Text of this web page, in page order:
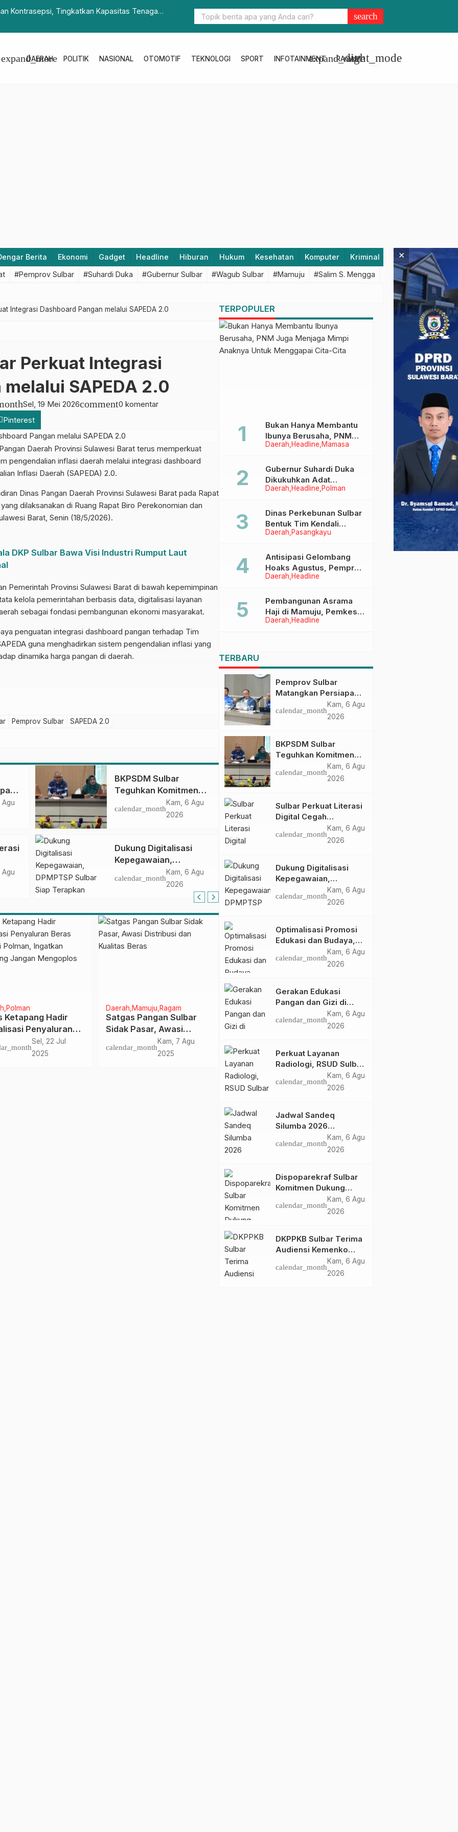
Kontrasepsi, Tingkatkan Kapasitas Tenaga
Cara Mudah Daftar Koperasi ASN Panca Daya Sulbar, Ikuti 4 Langkah Berikut
search
DAERAH
expand_more POLITIK NASIONAL OTOMOTIF TEKNOLOGI SPORT INFOTAINMENT RAGAM
expand_morelight_mode
Berita Ekonomi Gadget Headline Hiburan Hukum Kesehatan Komputer Kriminal Lifestyle
#Pemprov Sulbar #Suhardi Duka #Gubernur Sulbar #Wagub Sulbar #Mamuju #Salim S. Mengga #featured #Polda
Integrasi Dashboard Pangan melalui SAPEDA 2.0
Perkuat Integrasi
SAPEDA 2.0
Sel, 19 Mei 2026comment0 komentar
Pinterest
Daerah Provinsi Sulawesi Barat terus memperkuat
pengendalian inflasi daerah melalui integrasi dashboard
Inflasi Daerah (SAPEDA) 2.0.
Dinas Pangan Daerah Provinsi Sulawesi Barat pada Rapat
dilaksanakan di Ruang Rapat Biro Perekonomian dan
Barat, Senin (18/5/2026).
DKP Sulbar Bawa Visi Industri Rumput Laut
Pemerintah Provinsi Sulawesi Barat di bawah kepemimpinan
kelola pemerintahan berbasis data, digitalisasi layanan
sebagai fondasi pembangunan ekonomi masyarakat.
penguatan integrasi dashboard pangan terhadap Tim
guna menghadirkan sistem pengendalian inflasi yang
dinamika harga pangan di daerah.
Pemprov Sulbar SAPEDA 2.0
Agu
BKPSDM Sulbar
Teguhkan Komitmen
Pengembangan
Kompetensi ASN
Perjanjian Tugas
Belajar 2026
calendar_month
Kam, 6 Agu
2026
Agu
Dukung Digitalisasi
Kepegawaian,
DPMPTSP Sulbar Siap
Terapkan Aplikasi
calendar_month
Kam, 6 Agu
2026
Olahraga
S Mengga Cup
Sulbar Ingin
Talenta Lokal
Nasional
Ming, 18 Mei
2025
Ekonomi
Revitalisasi Tambak di
Sulbar Dapat Anggaran
Rp200 Miliar dari
Kementerian Kelautan
calendar_month
Rab, 25 Jun
2025
BPKAD Sulbar Sosialisasi
SIMGAJI Berbasis Web,
Penggajian ASN
calendar_month
2026
Kadis Ketapang Hadir
Jangan Mengoplos
TERPOPULER
Daerah Headline Mamasa
Bukan Hanya Membantu
Ibunya Berusaha, PNM
Juga Menjaga Mimpi
Menggapai Cita-Cita
Daerah Headline Polman
Gubernur Suhardi Duka
Dikukuhkan Adat
Balanipa, Raih Gelar Sulo
Daerah Pasangkayu
Dinas Perkebunan Sulbar
Bentuk Tim Kendali
Internal ICS untuk Dukung
di Pasangkayu
Daerah Headline
Antisipasi Gelombang
Hoaks Agustus, Pemprov
Sulbar Ajak Warga Jaga
Daerah Headline
Pembangunan Asrama
Haji di Mamuju, Pemkesra
dan Kementerian Haji
TERBARU
Pemprov Sulbar
Matangkan Persiapan
HUT Ke-81 RI, Puncak
Upacara di Lapangan
calendar_month
Kam, 6 Agu
2026
BKPSDM Sulbar
Teguhkan Komitmen
Pengembangan
Kompetensi ASN
Perjanjian Tugas
Belajar 2026
calendar_month
Kam, 6 Agu
2026
Sulbar Perkuat Literasi
Digital Cegah
Kejahatan Love
Scamming
calendar_month
Kam, 6 Agu
2026
Dukung Digitalisasi
Kepegawaian,
DPMPTSP Sulbar Siap
Terapkan Aplikasi
calendar_month
Kam, 6 Agu
2026
Optimalisasi Promosi
Edukasi dan Budaya,
Anjungan Provinsi
Sulawesi Barat Perkuat
TMII
calendar_month
Kam, 6 Agu
2026
Gerakan Edukasi
Pangan dan Gizi di
Mamasa: Tingkatkan
Pengetahuan dan
calendar_month
Kam, 6 Agu
2026
Perkuat Layanan
Radiologi, RSUD Sulbar
Sambut Kembali dr. Iis
Imelda, Sp.Rad
calendar_month
Kam, 6 Agu
2026
Jadwal Sandeq
Silumba 2026
Dispoparekraf Sulbar
calendar_month
Kam, 6 Agu
2026
Dispoparekraf Sulbar
Komitmen Dukung
Penyusunan RAD
TPB/SDGs Sulawesi
calendar_month
Kam, 6 Agu
2026
DKPPKB Sulbar Terima
Audiensi Kemenko
Kumham Imipas RI,
Perkuat Pelayanan
calendar_month
Kam, 6 Agu
2026
×